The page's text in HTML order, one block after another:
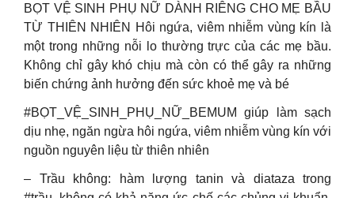
BỌT VỆ SINH PHỤ NỮ DÀNH RIÊNG CHO MẸ BẦU
TỪ THIÊN NHIÊN Hôi ngứa, viêm nhiễm vùng kín là
một trong những nỗi lo thường trực của các mẹ bầu.
Không chỉ gây khó chịu mà còn có thể gây ra những
biến chứng ảnh hưởng đến sức khoẻ mẹ và bé
#BỌT_VỆ_SINH_PHỤ_NỮ_BEMUM giúp làm sạch
dịu nhẹ, ngăn ngừa hôi ngứa, viêm nhiễm vùng kín với
nguồn nguyên liệu từ thiên nhiên
– Trầu không: hàm lượng tanin và diataza trong